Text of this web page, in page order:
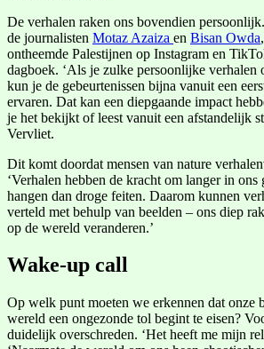
De verhalen raken ons bovendien
de journalisten Motaz Azaiza en Bisan Owda
ontheemde Palestijnen op Instagram en
dagboek. ‘Als je zulke persoonlijke verhalen
kun je de gebeurtenissen bijna vanuit een
ervaren. Dat kan een diepgaande impact
je het bekijkt of leest vanuit een afstandelijk
Vervliet.
Dit komt doordat mensen van nature
‘Verhalen hebben de kracht om langer in ons
hangen dan droge feiten. Daarom kunnen
verteld met behulp van beelden – ons diep
op de wereld veranderen.’
Wake-up call
Op welk punt moeten we erkennen dat onze
wereld een ongezonde tol begint te eisen?
duidelijk overschreden. ‘Het heeft me mijn